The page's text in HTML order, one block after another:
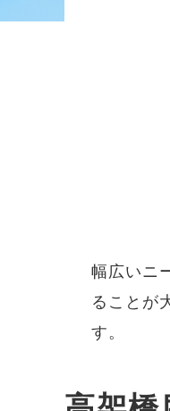
幅広いニ
ることが
す。